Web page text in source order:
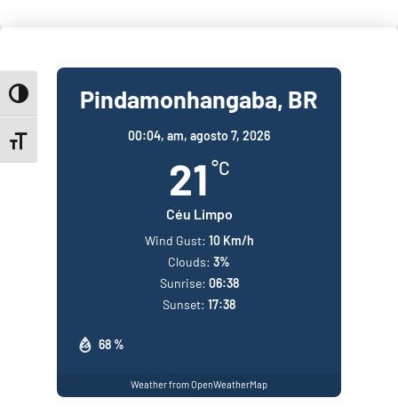
Toggle High Contrast
Toggle Font size
Pindamonhangaba, BR
00:04, am, agosto 7, 2026
21 °C
Céu Limpo
68 %
Wind Gust: 10 Km/h
Clouds: 3%
Sunrise: 06:38
Sunset: 17:38
Weather from OpenWeatherMap